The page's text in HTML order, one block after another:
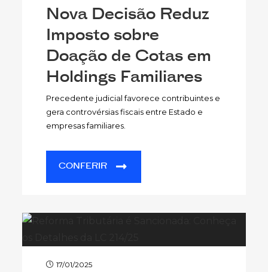
Nova Decisão Reduz
Imposto sobre
Doação de Cotas em
Holdings Familiares
Precedente judicial favorece contribuintes e
gera controvérsias fiscais entre Estado e
empresas familiares.
CONFERIR
17/01/2025